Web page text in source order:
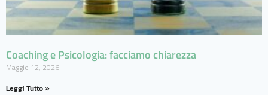
Coaching e Psicologia: facciamo chiarezza
Maggio 12, 2026
Leggi Tutto »